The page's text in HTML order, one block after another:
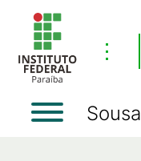
⋮
Sousa